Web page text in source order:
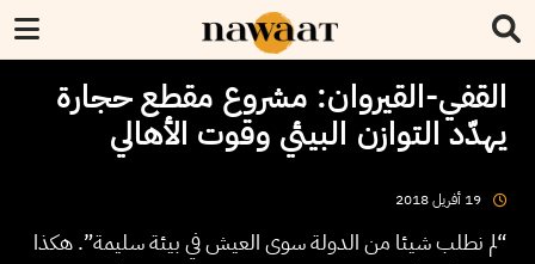
القفي-القيروان: مشروع مقطع حجارة
يهدّد التوازن البيئي وقوت الأهالي
19 أفريل2018
“لم نطلب شيئا من الدولة سوى العيش في بيئة سليمة”. هكذا